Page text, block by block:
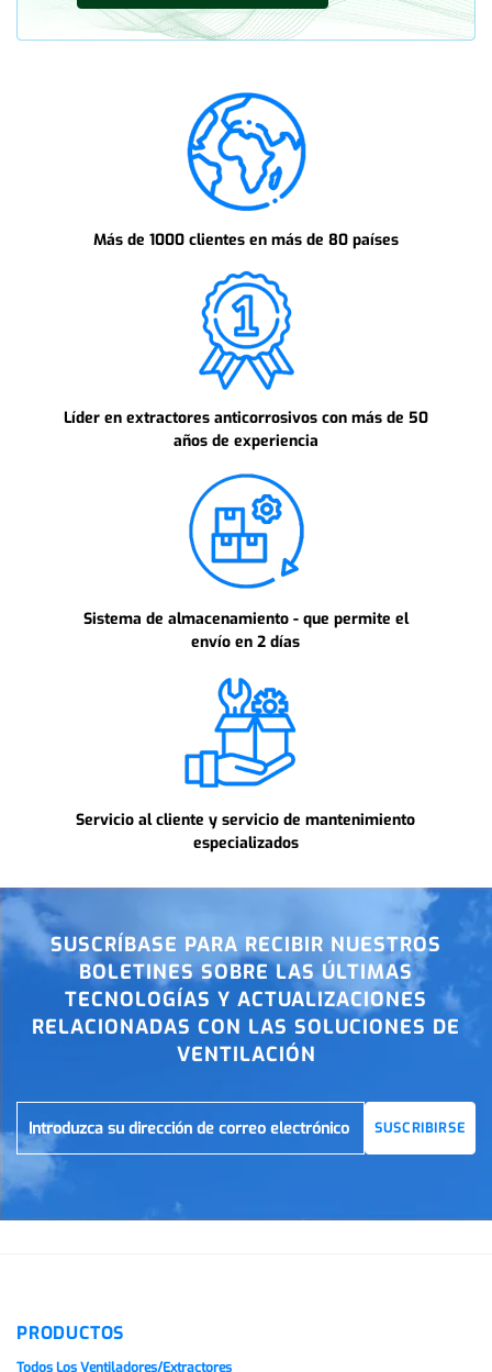
Más de 1000 clientes en más de 80 países
Líder en extractores anticorrosivos con más de 50
años de experiencia
Sistema de almacenamiento - que permite el
envío en 2 días
Servicio al cliente y servicio de mantenimiento
especializados
SUSCRÍBASE PARA RECIBIR NUESTROS
BOLETINES SOBRE LAS ÚLTIMAS
TECNOLOGÍAS Y ACTUALIZACIONES
RELACIONADAS CON LAS SOLUCIONES DE
VENTILACIÓN
SUSCRIBIRSE
PRODUCTOS
Todos Los Ventiladores/extractores